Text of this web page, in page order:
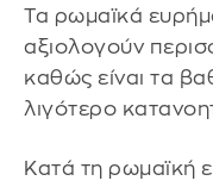
Τα ρωμαϊκά
αξιολογούν
καθώς είναι τα
λιγότερο
Κατά τη ρωμαϊκή